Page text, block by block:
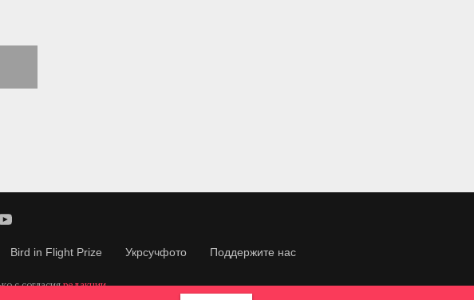
Bird in Flight Prize Укрсучфото Поддержите нас
с согласияредакции.